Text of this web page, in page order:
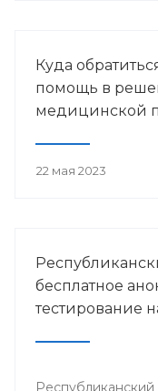
Куда
помощь в
медицинской
22 мая 2023
бесплатное
тестирование